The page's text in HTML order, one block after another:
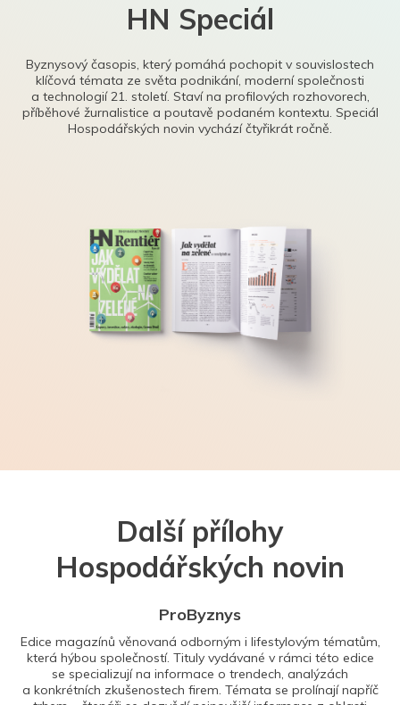
HN Speciál
Byznysový časopis, který pomáhá pochopit v souvislostech
klíčová témata ze světa podnikání, moderní společnosti
a technologií 21. století. Staví na profilových rozhovorech,
příběhové žurnalistice a poutavě podaném kontextu. Speciál
Hospodářských novin vychází čtyřikrát ročně.
Další přílohy
Hospodářských novin
ProByznys
Edice magazínů věnovaná odborným i lifestylovým tématům,
která hýbou společností. Tituly vydávané v rámci této edice
se specializují na informace o trendech, analýzách
a konkrétních zkušenostech firem. Témata se prolínají napříč